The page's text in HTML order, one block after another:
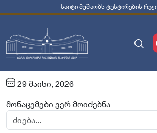
საიტი მუშაობს ტესტირების
29 მაისი, 2026
მონაცემები ვერ მოიძებნა